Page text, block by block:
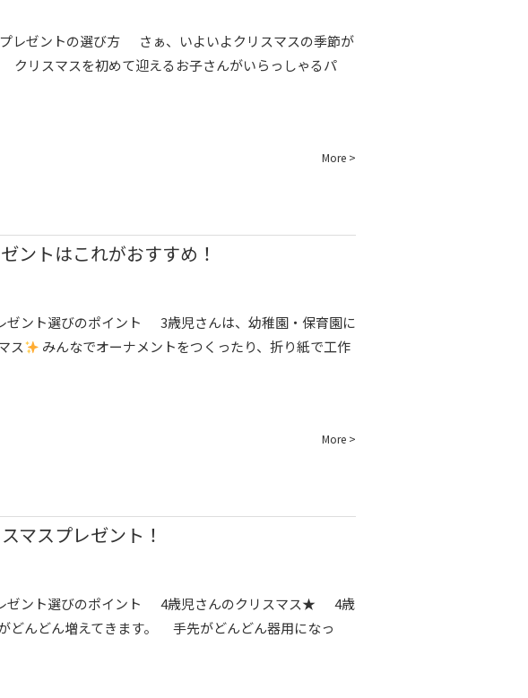
ントの選び方 さぁ、いよいよクリスマスの季節が
スマスを初めて迎えるお子さんがいらっしゃるパ
More >
ントはこれがおすすめ！
ト選びのポイント 3歳児さんは、幼稚園・保育園に
ス
みんなでオーナメントをつくったり、折り紙で工作
More >
マスプレゼント！
ント選びのポイント 4歳児さんのクリスマス★ 4歳
どんどん増えてきます。 手先がどんどん器用になっ